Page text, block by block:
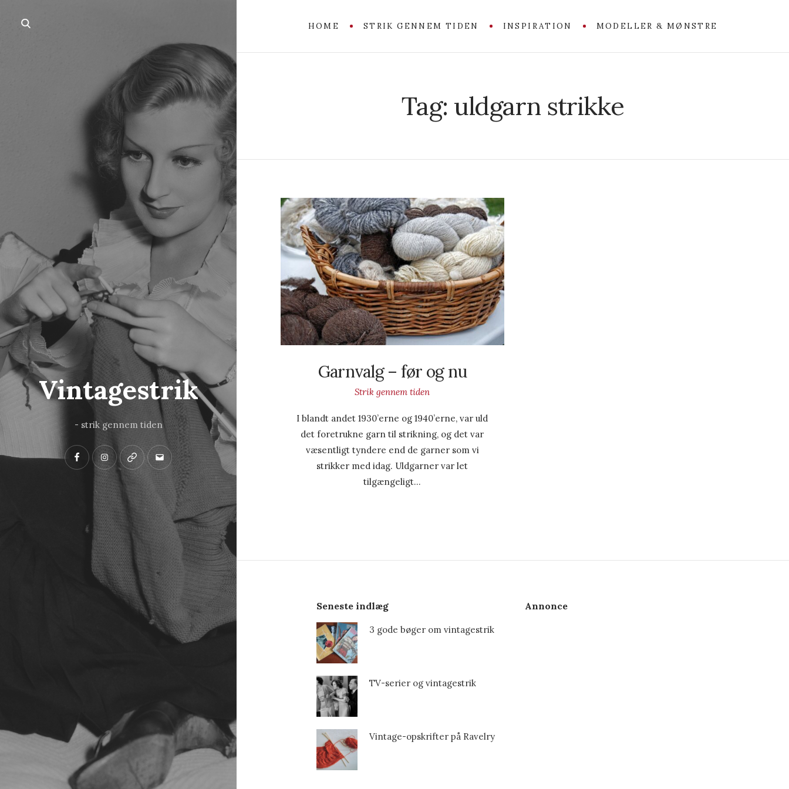
Vintagestrik
- strik gennem tiden
FacebookInstagramPinterest
Mail
HOME STRIK GENNEM TIDEN INSPIRATION MODELLER & MØNSTRE
Tag: uldgarn strikke
Garnvalg – før og nu
Strik gennem tiden
I blandt andet 1930’erne og 1940’erne, var uld
det foretrukne garn til strikning, og det var
væsentligt tyndere end de garner som vi
strikker med idag. Uldgarner var let
tilgængeligt…
Seneste indlæg
3 gode bøger om vintagestrik
TV-serier og vintagestrik
Vintage-opskrifter på Ravelry
Annonce